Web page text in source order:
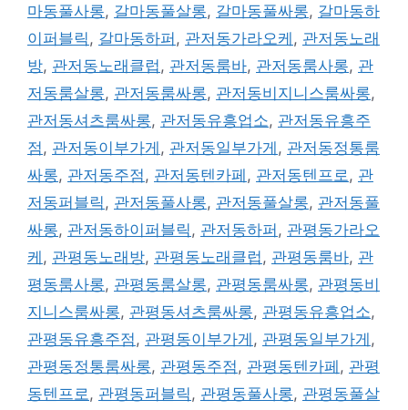
마동풀사롱, 갈마동풀살롱, 갈마동풀싸롱, 갈마동하
이퍼블릭 , 갈마동하퍼 , 관저동가라오케 , 관저동노래
방, 관저동노래클럽 , 관저동룸바, 관저동룸사롱, 관
저동룸살롱, 관저동룸싸롱, 관저동비지니스룸싸롱,
관저동셔츠룸싸롱, 관저동유흥업소, 관저동유흥주
점 , 관저동이부가게 , 관저동일부가게 , 관저동정통룸
싸롱, 관저동주점 , 관저동텐카페 , 관저동텐프로 , 관
저동퍼블릭 , 관저동풀사롱, 관저동풀살롱, 관저동풀
싸롱, 관저동하이퍼블릭 , 관저동하퍼 , 관평동가라오
케 , 관평동노래방, 관평동노래클럽 , 관평동룸바, 관
평동룸사롱, 관평동룸살롱, 관평동룸싸롱, 관평동비
지니스룸싸롱, 관평동셔츠룸싸롱, 관평동유흥업소,
관평동유흥주점 , 관평동이부가게 , 관평동일부가게 ,
관평동정통룸싸롱, 관평동주점 , 관평동텐카페 , 관평
동텐프로 , 관평동퍼블릭 , 관평동풀사롱, 관평동풀살